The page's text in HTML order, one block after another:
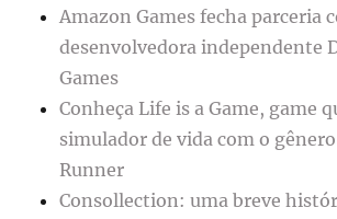
Amazon Games fecha parceria
desenvolvedora independente
Games
Conheça Life is a Game, game
simulador de vida com o
Runner
Consollection: uma breve